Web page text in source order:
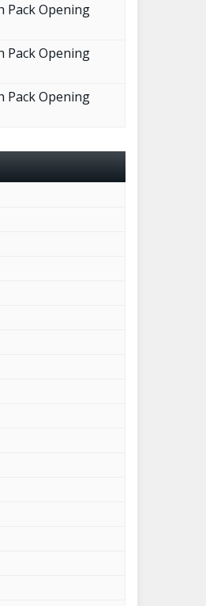
Pack Opening
Pack Opening
Pack Opening